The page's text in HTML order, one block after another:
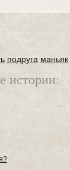
подруга маньяк
истории: